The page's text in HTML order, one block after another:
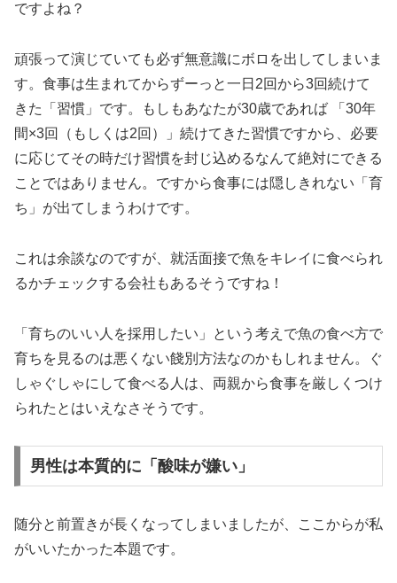
ですよね？
頑張って演じていても必ず無意識にボロを出してしまいま
す。食事は生まれてからずーっと一日2回から3回続けて
きた「習慣」です。もしもあなたが30歳であれば 「30年
間×3回（もしくは2回）」続けてきた習慣ですから、必要
に応じてその時だけ習慣を封じ込めるなんて絶対にできる
ことではありません。ですから食事には隠しきれない「育
ち」が出てしまうわけです。
これは余談なのですが、就活面接で魚をキレイに食べられ
るかチェックする会社もあるそうですね！
「育ちのいい人を採用したい」という考えで魚の食べ方で
育ちを見るのは悪くない餞別方法なのかもしれません。ぐ
しゃぐしゃにして食べる人は、両親から食事を厳しくつけ
られたとはいえなさそうです。
男性は本質的に「酸味が嫌い」
随分と前置きが長くなってしまいましたが、ここからが私
がいいたかった本題です。